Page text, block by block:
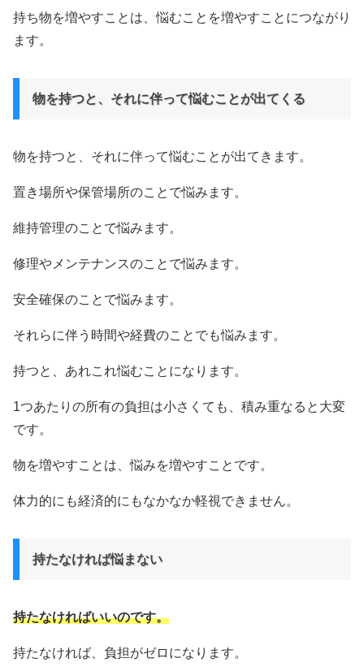
持ち物を増やすことは、悩むことを増やすことにつながり
ます。
物を持つと、それに伴って悩むことが出てくる
物を持つと、それに伴って悩むことが出てきます。
置き場所や保管場所のことで悩みます。
維持管理のことで悩みます。
修理やメンテナンスのことで悩みます。
安全確保のことで悩みます。
それらに伴う時間や経費のことでも悩みます。
持つと、あれこれ悩むことになります。
1つあたりの所有の負担は小さくても、積み重なると大変
です。
物を増やすことは、悩みを増やすことです。
体力的にも経済的にもなかなか軽視できません。
持たなければ悩まない
持たなければいいのです。
持たなければ、負担がゼロになります。